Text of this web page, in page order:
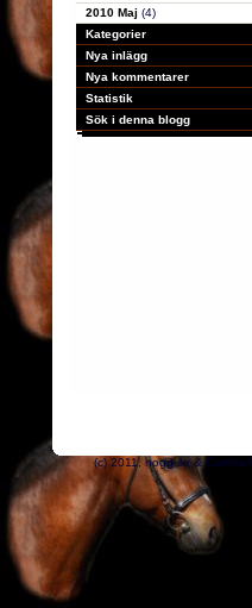
2010 Maj (4)
Kategorier
Nya inlägg
Nya kommentarer
Statistik
Sök i denna blogg
(c) 2011,